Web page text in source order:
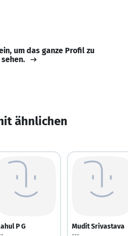
um das ganze Profil zu
sehen.
ähnlichen
P G Mudit Srivastava